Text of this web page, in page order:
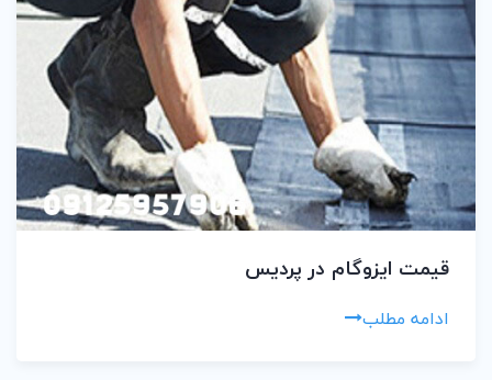
قیمت ایزوگام در پردیس
ادامه مطلب